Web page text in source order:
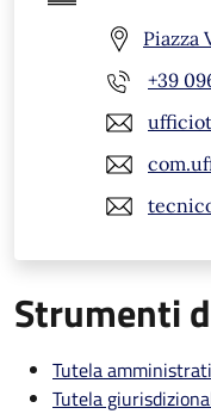
Piazza
+39
Strumenti
Tutela
Tutela